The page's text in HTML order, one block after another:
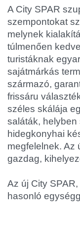
A City SPAR
szempontokat
melynek
túlmenően
turistáknak
sajátmárkás
származó,
frissáru
széles skálája
saláták, helyben
hidegkonyhai
megfelelnek. Az
gazdag,
Az új City
hasonló